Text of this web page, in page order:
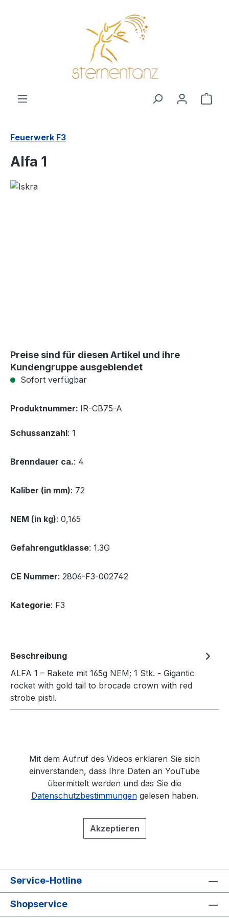
Feuerwerk F3
Alfa 1
Preise sind für diesen Artikel und ihre
Kundengruppe ausgeblendet
Sofort verfügbar
Produktnummer: IR-CB75-A
Schussanzahl: 1
Brenndauer ca.: 4
Kaliber (in mm): 72
NEM (in kg): 0,165
Gefahrengutklasse: 1.3G
CE Nummer: 2806-F3-002742
Kategorie: F3
Beschreibung
ALFA 1 – Rakete mit 165g NEM; 1 Stk. - Gigantic
rocket with gold tail to brocade crown with red
strobe pistil.
Mit dem Aufruf des Videos erklären Sie sich
einverstanden, dass Ihre Daten an YouTube
übermittelt werden und das Sie die
Datenschutzbestimmungengelesen haben.
Akzeptieren
Service-Hotline
Shopservice